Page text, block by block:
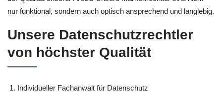
nur funktional, sondern auch optisch ansprechend und langlebig.
Unsere Datenschutzrechtler
von höchster Qualität
Individueller Fachanwalt für Datenschutz